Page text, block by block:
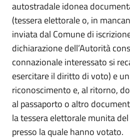
autostradale idonea
(tessera elettorale o, in
inviata dal Comune di
dichiarazione dell’Autorità
connazionale interessato si
esercitare il diritto di voto) e
riconoscimento e, al ritorno,
al passaporto o altro
la tessera elettorale munita
presso la quale hanno votato.